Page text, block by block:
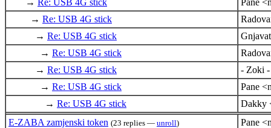
→ Re: USB 4G stick
→ Re: USB 4G stick
→ Re: USB 4G stick
→ Re: USB 4G stick
- Zoki
→ Re: USB 4G stick
Pane
→ Re: USB 4G stick
Dakky
E-ZABA zamjenski token (23 replies — unroll)
Pane